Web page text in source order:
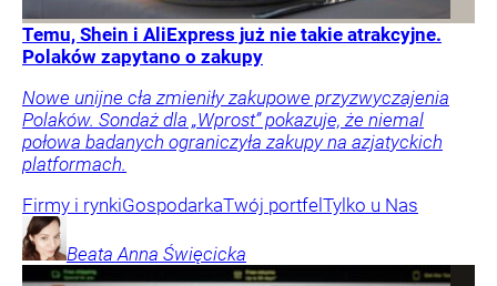
Temu, Shein i AliExpress już nie takie atrakcyjne.
Polaków zapytano o zakupy
Nowe unijne cła zmieniły zakupowe przyzwyczajenia
Polaków. Sondaż dla „Wprost” pokazuje, że niemal
połowa badanych ograniczyła zakupy na azjatyckich
platformach.
Firmy i rynkiGospodarkaTwój portfel Tylko u Nas
Beata Anna Święcicka